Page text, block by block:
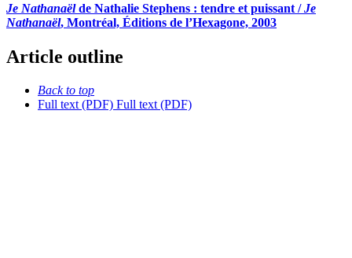
Je Nathanaëlde Nathalie Stephens : tendre et puissant /Je
Nathanaël, Montréal, Éditions de l’Hexagone, 2003
Article outline
Back to top
Full text (PDF) Full text (PDF)